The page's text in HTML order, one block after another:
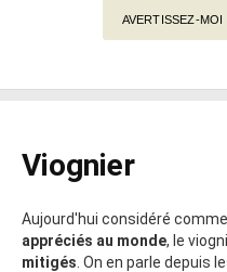
AVERTISSEZ-MOI !
Viognier
Aujourd'hui considéré comme
appréciés au monde, le
mitigés . On en parle depuis